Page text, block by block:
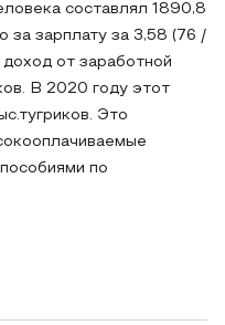
составлял 1890,8
за зарплату за 3,58 (76 /
от заработной
В 2020 году этот
Это
по